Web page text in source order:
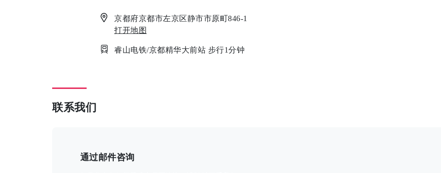
京都府京都市左京区静市市原町846-1
打开地图
睿山电铁/京都精华大前站 步行1分钟
联系我们
通过邮件咨询